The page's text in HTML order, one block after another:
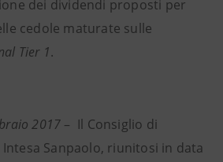
dei dividendi proposti per
cedole maturate sulle
Tier 1.
2017 – Il Consiglio di
Sanpaolo, riunitosi in data